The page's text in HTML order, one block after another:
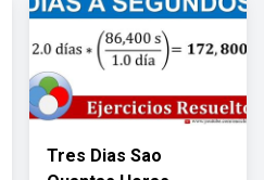
Tres Dias Sao